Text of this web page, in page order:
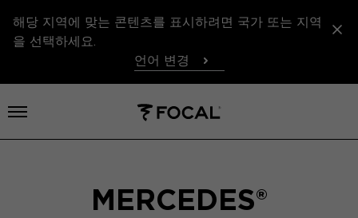
해당 지역에 맞는 콘텐츠를 표시하려면 국가 또는 지역
을 선택하세요.
언어 변경
메뉴 열기
MERCEDES®